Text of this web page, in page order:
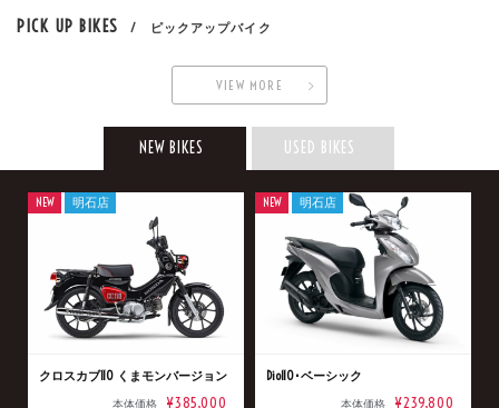
PICK UP BIKES / ピックアップバイク
VIEW MORE
NEW BIKES USED BIKES
クロスカブ110 くまモンバージョン
本体価格 ¥385,000
NEW 明石店
Dio110･ベーシック
本体価格 ¥239,800
NEW 明石店